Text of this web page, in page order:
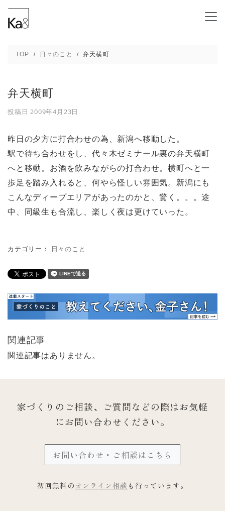
弁天横町 - 新潟の建築デザインと高断熱設計
TOP 日々のこと 弁天横町
弁天横町
投稿日2009年4月23日
昨日の夕方に打合わせの為、新潟へ移動した。
駅で待ち合わせをし、代々木ゼミナール裏の弁天横町
へと移動。お酒を飲みながらの打合わせ。横町へと一
歩足を踏み入れると、何やら怪しい雰囲気。新潟にも
こんなディープエリアがあったのかと、驚く。。。途
中、同級生も合流し、楽しく夜は更けていった。
カテゴリー： 日々のこと
関連記事
関連記事はありません。
家づくりのご相談、ご質問などの際はお気軽
にお問い合わせください。
お問い合わせ・ご相談はこちら
初回無料の オンライン相談 も行っています。